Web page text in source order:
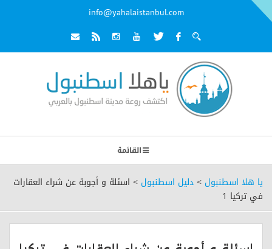
info@yahalaistanbul.com
القائمة
يا هلا اسطنبول >دليل اسطنبول > اسئلة و أجوبة عن شراء العقارات
في تركيا 1